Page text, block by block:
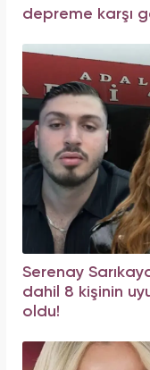
depreme karşı
Serenay
dahil 8 kişinin
oldu!